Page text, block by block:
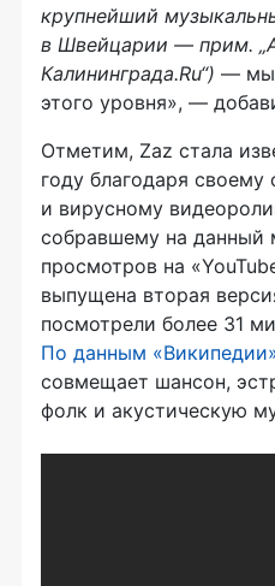
крупнейший
в Швейцарии — прим.
Калининграда.Ru“) — мы
этого уровня», —
Отметим, Zaz стала
году благодаря своему
и вирусному
собравшему на данный
просмотров на
выпущена вторая
посмотрели более 31
По данным
совмещает шансон,
фолк и акустическую